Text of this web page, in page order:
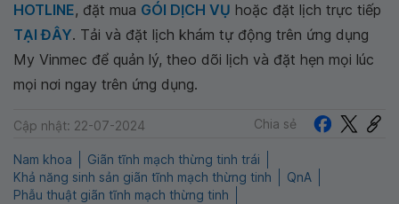
HOTLINE, đặt mua GÓI DỊCH VỤ hoặc đặt lịch trực tiếp
TẠI ĐÂY. Tải và đặt lịch khám tự động trên ứng dụng
My Vinmec để quản lý, theo dõi lịch và đặt hẹn mọi lúc
mọi nơi ngay trên ứng dụng.
Cập nhật: 22-07-2024 Chia sẻ
Nam khoa
Giãn tĩnh mạch thừng tinh trái
Khả năng sinh sản giãn tĩnh mạch thừng tinh
QnA
Phẫu thuật giãn tĩnh mạch thừng tinh